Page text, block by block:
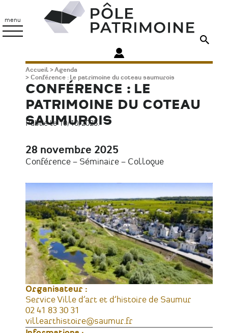
contenu
principal
menu
Patrimoine
Fil
d'Ariane
Accueil
Agenda
Conférence : Le patrimoine du coteau saumurois
CONFÉRENCE : LE
PATRIMOINE DU COTEAU
SAUMUROIS
Publié le 10/10/2025.
Date
28 novembre 2025
d'évènement
Conférence – Séminaire – Colloque
Organisateur :
Service Ville d’art et d’histoire de Saumur
Téléphone
02 41 83 30 31
Courriel
villearthistoire@saumur.fr